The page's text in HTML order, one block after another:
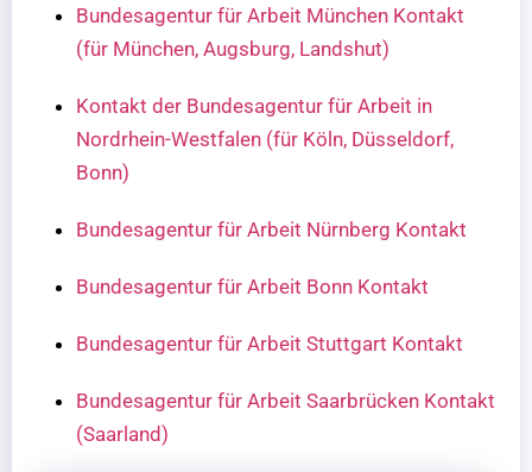
Bundesagentur für Arbeit München Kontakt
(für München, Augsburg, Landshut)
Kontakt der Bundesagentur für Arbeit in
Nordrhein-Westfalen (für Köln, Düsseldorf,
Bonn)
Bundesagentur für Arbeit Nürnberg Kontakt
Bundesagentur für Arbeit Bonn Kontakt
Bundesagentur für Arbeit Stuttgart Kontakt
Bundesagentur für Arbeit Saarbrücken Kontakt
(Saarland)